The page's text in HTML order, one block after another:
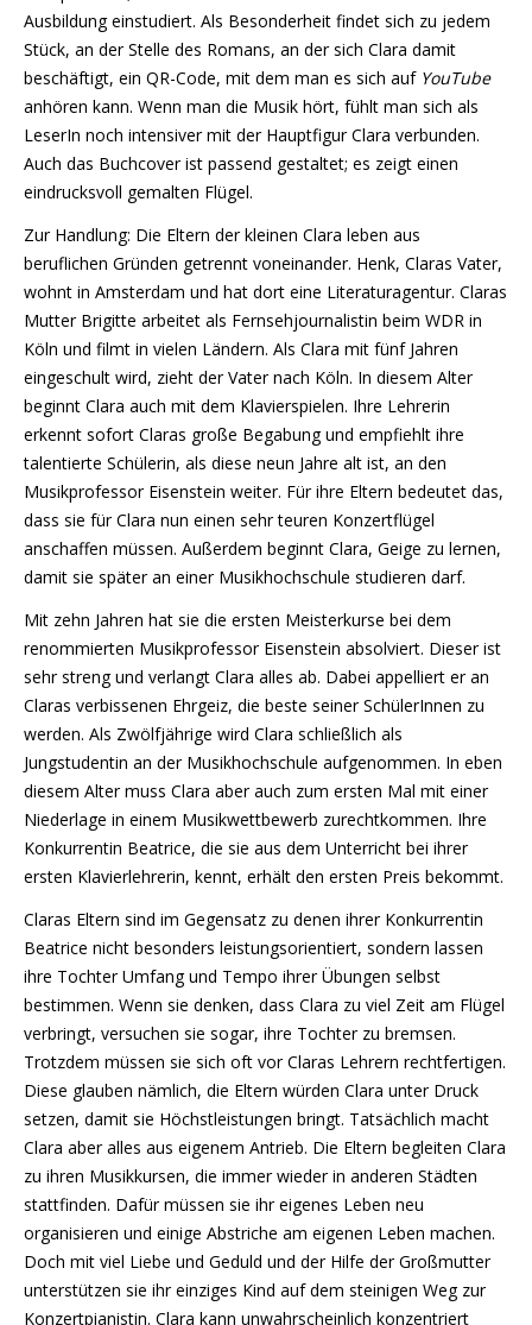
Ausbildung einstudiert. Als Besonderheit findet sich zu jedem
Stück, an der Stelle des Romans, an der sich Clara damit
beschäftigt, ein QR-Code, mit dem man es sich auf YouTube
anhören kann. Wenn man die Musik hört, fühlt man sich als
LeserIn noch intensiver mit der Hauptfigur Clara verbunden.
Auch das Buchcover ist passend gestaltet; es zeigt einen
eindrucksvoll gemalten Flügel.
Zur Handlung: Die Eltern der kleinen Clara leben aus
beruflichen Gründen getrennt voneinander. Henk, Claras Vater,
wohnt in Amsterdam und hat dort eine Literaturagentur. Claras
Mutter Brigitte arbeitet als Fernsehjournalistin beim WDR in
Köln und filmt in vielen Ländern. Als Clara mit fünf Jahren
eingeschult wird, zieht der Vater nach Köln. In diesem Alter
beginnt Clara auch mit dem Klavierspielen. Ihre Lehrerin
erkennt sofort Claras große Begabung und empfiehlt ihre
talentierte Schülerin, als diese neun Jahre alt ist, an den
Musikprofessor Eisenstein weiter. Für ihre Eltern bedeutet das,
dass sie für Clara nun einen sehr teuren Konzertflügel
anschaffen müssen. Außerdem beginnt Clara, Geige zu lernen,
damit sie später an einer Musikhochschule studieren darf.
Mit zehn Jahren hat sie die ersten Meisterkurse bei dem
renommierten Musikprofessor Eisenstein absolviert. Dieser ist
sehr streng und verlangt Clara alles ab. Dabei appelliert er an
Claras verbissenen Ehrgeiz, die beste seiner SchülerInnen zu
werden. Als Zwölfjährige wird Clara schließlich als
Jungstudentin an der Musikhochschule aufgenommen. In eben
diesem Alter muss Clara aber auch zum ersten Mal mit einer
Niederlage in einem Musikwettbewerb zurechtkommen. Ihre
Konkurrentin Beatrice, die sie aus dem Unterricht bei ihrer
ersten Klavierlehrerin, kennt, erhält den ersten Preis bekommt.
Claras Eltern sind im Gegensatz zu denen ihrer Konkurrentin
Beatrice nicht besonders leistungsorientiert, sondern lassen
ihre Tochter Umfang und Tempo ihrer Übungen selbst
bestimmen. Wenn sie denken, dass Clara zu viel Zeit am Flügel
verbringt, versuchen sie sogar, ihre Tochter zu bremsen.
Trotzdem müssen sie sich oft vor Claras Lehrern rechtfertigen.
Diese glauben nämlich, die Eltern würden Clara unter Druck
setzen, damit sie Höchstleistungen bringt. Tatsächlich macht
Clara aber alles aus eigenem Antrieb. Die Eltern begleiten Clara
zu ihren Musikkursen, die immer wieder in anderen Städten
stattfinden. Dafür müssen sie ihr eigenes Leben neu
organisieren und einige Abstriche am eigenen Leben machen.
Doch mit viel Liebe und Geduld und der Hilfe der Großmutter
unterstützen sie ihr einziges Kind auf dem steinigen Weg zur
Konzertpianistin. Clara kann unwahrscheinlich konzentriert